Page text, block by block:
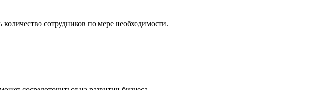
сотрудников по мере необходимости.